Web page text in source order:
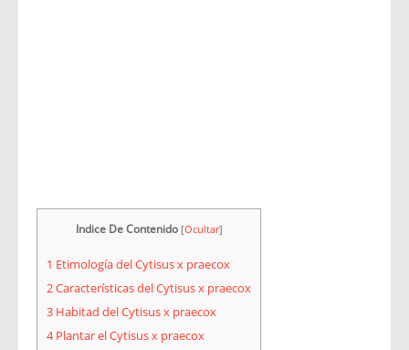
Indice De Contenido [Ocultar]
1 Etimología del Cytisus x praecox
2Características del Cytisus x praecox
3 Habitad del Cytisus x praecox
4Plantar el Cytisus x praecox